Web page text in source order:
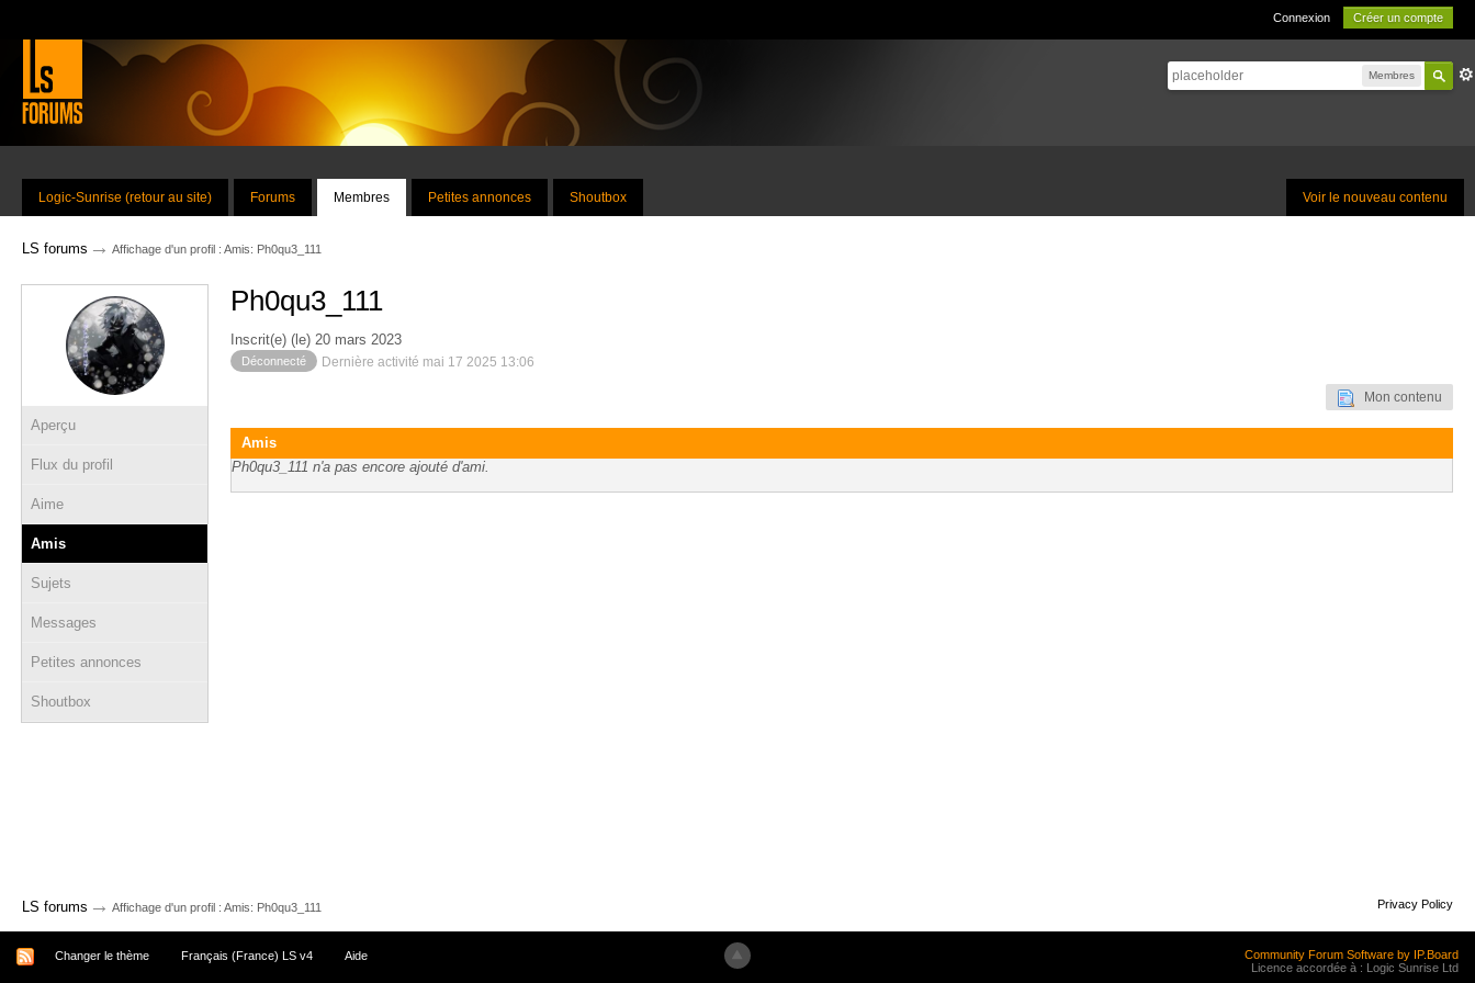
Connexion Créer un compte
Membres
Voir le nouveau contenu
Logic-Sunrise (retour au site) Forums Membres Petites annonces Shoutbox
LS forums → Affichage d'un profil : Amis: Ph0qu3_111
Aperçu
Flux du profil
Aime
Amis
Sujets
Messages
Petites annonces
Shoutbox
Ph0qu3_111
Inscrit(e) (le) 20 mars 2023
Déconnecté Dernière activité mai 17 2025 13:06
Mon contenu
Amis
Ph0qu3_111 n'a pas encore ajouté d'ami.
LS forums → Affichage d'un profil : Amis: Ph0qu3_111 Privacy Policy
Changer le thème Français (France) LS v4 Aide
Community Forum Software by IP.Board
Licence accordée à : Logic Sunrise Ltd